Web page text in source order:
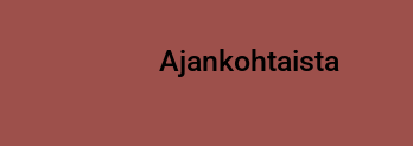
Ajankohtaista